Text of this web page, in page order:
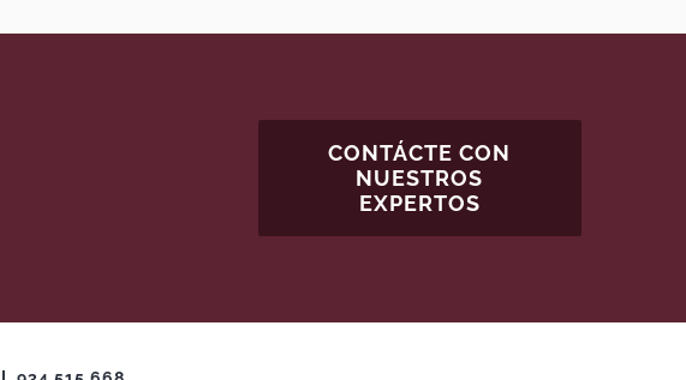
CONTÁCTE CON
NUESTROS
EXPERTOS